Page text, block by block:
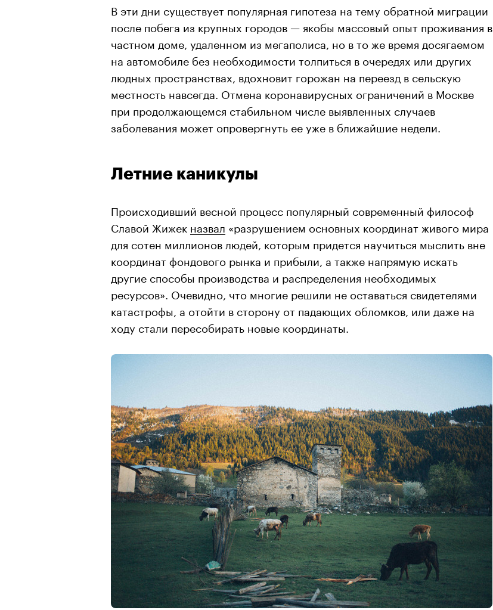
В эти дни существует популярная гипотеза на тему обратной миграции
после побега из крупных городов — якобы массовый опыт проживания в
частном доме, удаленном из мегаполиса, но в то же время досягаемом
на автомобиле без необходимости толпиться в очередях или других
людных пространствах, вдохновит горожан на переезд в сельскую
местность навсегда. Отмена коронавирусных ограничений в Москве
при продолжающемся стабильном числе выявленных случаев
заболевания может опровергнуть ее уже в ближайшие недели.
Летние каникулы
Происходивший весной процесс популярный современный философ
Славой Жижек назвал «разрушением основных координат живого мира
для сотен миллионов людей, которым придется научиться мыслить вне
координат фондового рынка и прибыли, а также напрямую искать
другие способы производства и распределения необходимых
ресурсов». Очевидно, что многие решили не оставаться свидетелями
катастрофы, а отойти в сторону от падающих обломков, или даже на
ходу стали пересобирать новые координаты.